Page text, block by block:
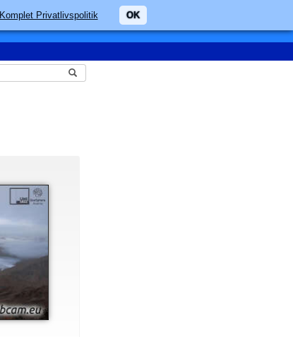
Komplet Privatlivspolitik OK